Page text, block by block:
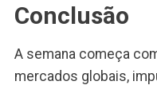
Conclusão
A semana começa
mercados globais,